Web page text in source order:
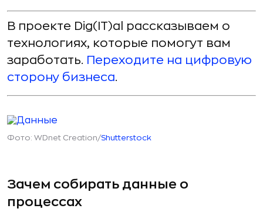
В проекте Dig(IT)al рассказываем о
технологиях, которые помогут вам
заработать. Переходите на цифровую
сторону бизнеса.
Фото: WDnet Creation/Shutterstock
Зачем собирать данные о
процессах